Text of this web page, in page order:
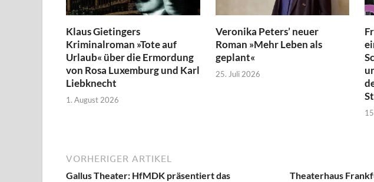
Klaus Gietingers
Kriminalroman »Tote auf
Urlaub« über die Ermordung
von Rosa Luxemburg und Karl
Liebknecht
1. August 2026
Veronika Peters’ neuer
Roman »Mehr Leben als
geplant«
25. Juli 2026
VORHERIGER ARTIKEL
Gallus Theater: HfMDK präsentiert das
Theaterhaus